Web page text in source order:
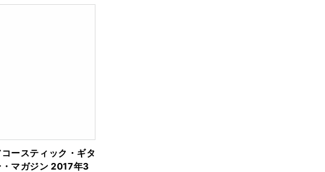
コースティック・ギタ
・マガジン 2017年3